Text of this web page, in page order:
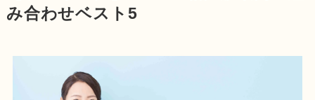
み合わせベスト5